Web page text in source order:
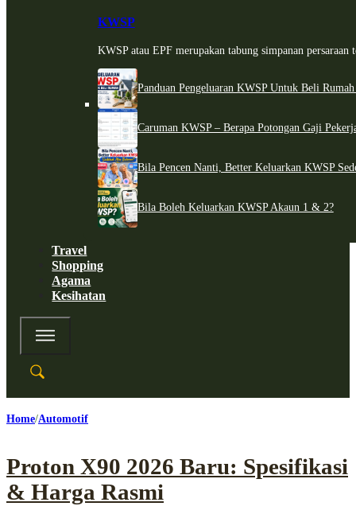
KWSP
KWSP atau EPF merupakan tabung simpanan persaraan
Panduan Pengeluaran KWSP Untuk Beli
Caruman KWSP – Berapa Potongan Gaji
Bila Pencen Nanti, Better Keluarkan KWSP
Bila Boleh Keluarkan KWSP Akaun 1 & 2?
Travel
Shopping
Agama
Kesihatan
Home Automotif
Proton X90 2026 Baru: Spesifikasi
& Harga Rasmi